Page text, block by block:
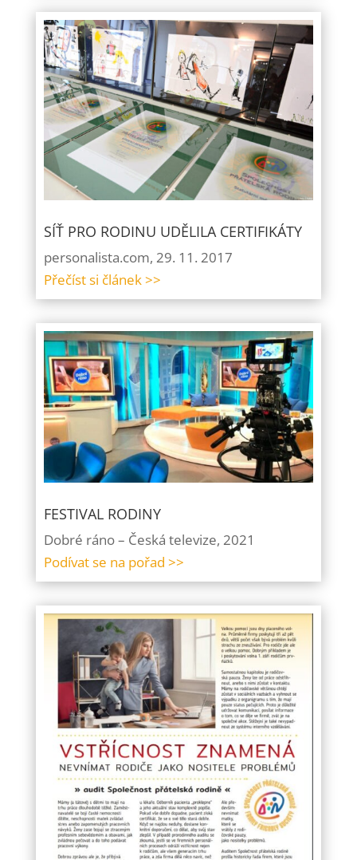
SÍŤ PRO RODINU UDĚLILA CERTIFIKÁTY
personalista.com, 29. 11. 2017
Přečíst si článek >>
FESTIVAL RODINY
Dobré ráno – Česká televize, 2021
Podívat se na pořad >>